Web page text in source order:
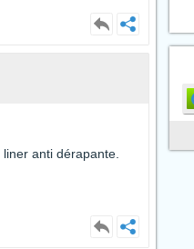
anti dérapante.